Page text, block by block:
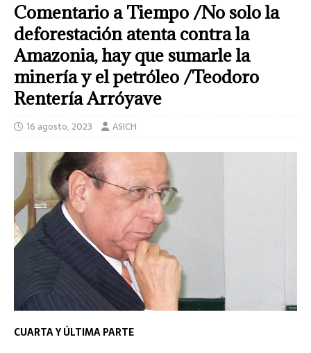
Comentario a Tiempo /No solo la
deforestación atenta contra la
Amazonia, hay que sumarle la
minería y el petróleo /Teodoro
Rentería Arróyave
16 agosto, 2023 ASICH
CUARTA Y ÚLTIMA PARTE